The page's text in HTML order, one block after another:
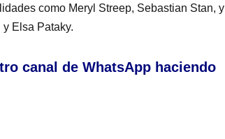
como Meryl Streep, Sebastian Stan, y
Elsa Pataky.
canal de WhatsApp haciendo